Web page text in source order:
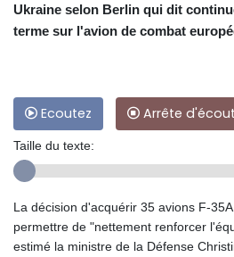
Ukraine selon Berlin qui dit
terme sur l'avion de combat
Ecoutez Arrête
Taille du texte:
La décision d'acquérir 35 avions F-
permettre de "nettement renforcer
estimé la ministre de la Défense